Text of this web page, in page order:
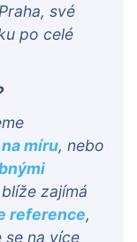
své
po celé
míru, nebo
zajímá
reference,
se na více